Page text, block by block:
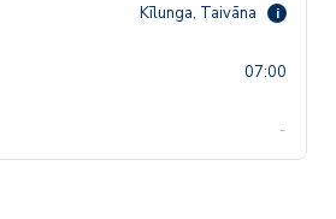
Kīlunga, Taivāna i
07:00
-